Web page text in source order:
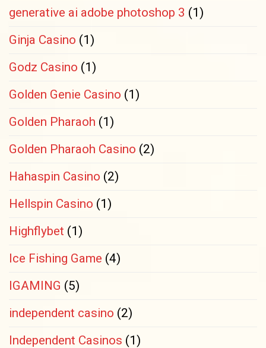
generative ai adobe photoshop 3 (1)
Ginja Casino (1)
Godz Casino (1)
Golden Genie Casino (1)
Golden Pharaoh (1)
Golden Pharaoh Casino (2)
Hahaspin Casino (2)
Hellspin Casino (1)
Highflybet (1)
Ice Fishing Game (4)
IGAMING (5)
independent casino (2)
Independent Casinos (1)